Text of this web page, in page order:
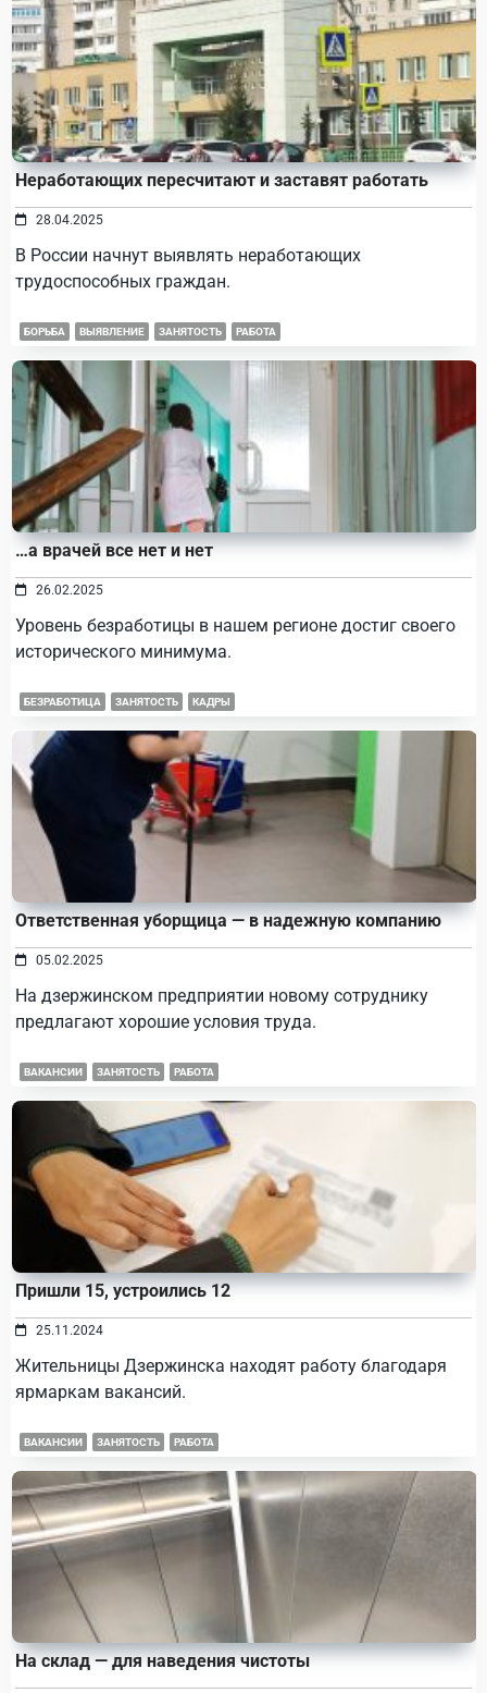
Неработающих пересчитают и заставят работать
28.04.2025
В России начнут выявлять неработающих
трудоспособных граждан.
БОРЬБА ВЫЯВЛЕНИЕ ЗАНЯТОСТЬ РАБОТА
…а врачей все нет и нет
26.02.2025
Уровень безработицы в нашем регионе достиг своего
исторического минимума.
БЕЗРАБОТИЦА ЗАНЯТОСТЬ КАДРЫ
Ответственная уборщица — в надежную компанию
05.02.2025
На дзержинском предприятии новому сотруднику
предлагают хорошие условия труда.
ВАКАНСИИ ЗАНЯТОСТЬ РАБОТА
Пришли 15, устроились 12
25.11.2024
Жительницы Дзержинска находят работу благодаря
ярмаркам вакансий.
ВАКАНСИИ ЗАНЯТОСТЬ РАБОТА
На склад — для наведения чистоты